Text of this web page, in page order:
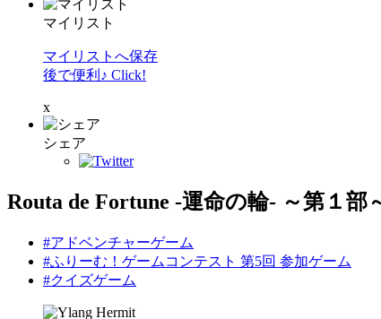
マイリスト
マイリストへ保存
後で便利♪ Click!
x
シェア
Routa de Fortune -運命の輪- ～第１部
#アドベンチャーゲーム
#ふりーむ！ゲームコンテスト 第5回 参加ゲーム
#クイズゲーム